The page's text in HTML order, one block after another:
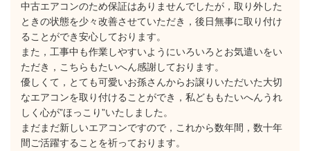
中古エアコンのため保証はありませんでしたが，取り外した
ときの状態を少々改善させていただき，後日無事に取り付け
ることができ安心しております。
また，工事中も作業しやすいようにいろいろとお気遣いをい
ただき，こちらもたいへん感謝しております。
優しくて，とても可愛いお孫さんからお譲りいただいた大切
なエアコンを取り付けることができ，私どももたいへんうれ
しく心が”ほっこり”いたしました。
まだまだ新しいエアコンですので，これから数年間，数十年
間ご活躍することを祈っております。